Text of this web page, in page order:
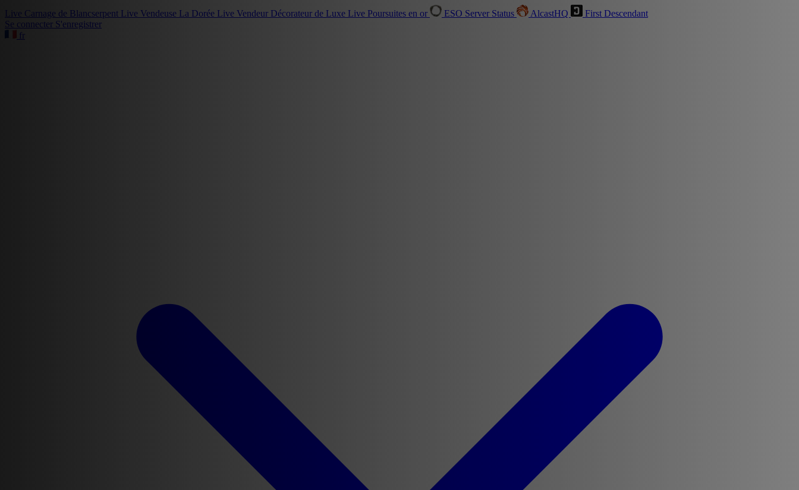
Live Carnage de Blancserpent Live Vendeuse La Dorée Live Vendeur Décorateur de Luxe Live Poursuites en or ESO Server Status AlcastHQ
First Descendant
Se connecter S'enregistrer
fr